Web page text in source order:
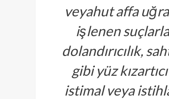
veyahut affa
işlenen
dolandırıcılık,
gibi yüz
istimal veya